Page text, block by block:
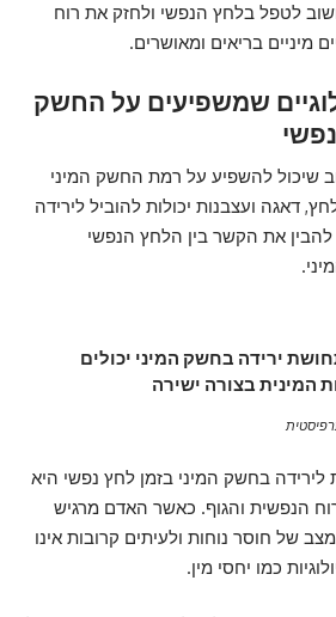
לטפל בלחץ הנפשי ולחזק את רוח
מיניים בריאים ומאושרים.
שמשפיעים על החשק
שיכול להשפיע על רמת החשק המיני
דאגה ועצבנות יכולות להוביל לירידה
את הקשר בין הלחץ הנפשי
ירידה בחשק המיני יכולים
המינית בצורה ישירה
בחשק המיני בזמן לחץ נפשי היא
הנפשית והגוף. כאשר האדם מרגיש
של חוסר נוחות ולעיתים קרובות אינו
כמו יחסי מין.